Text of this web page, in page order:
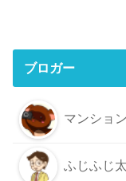
ブロガー
マンショ
ふじふじ太